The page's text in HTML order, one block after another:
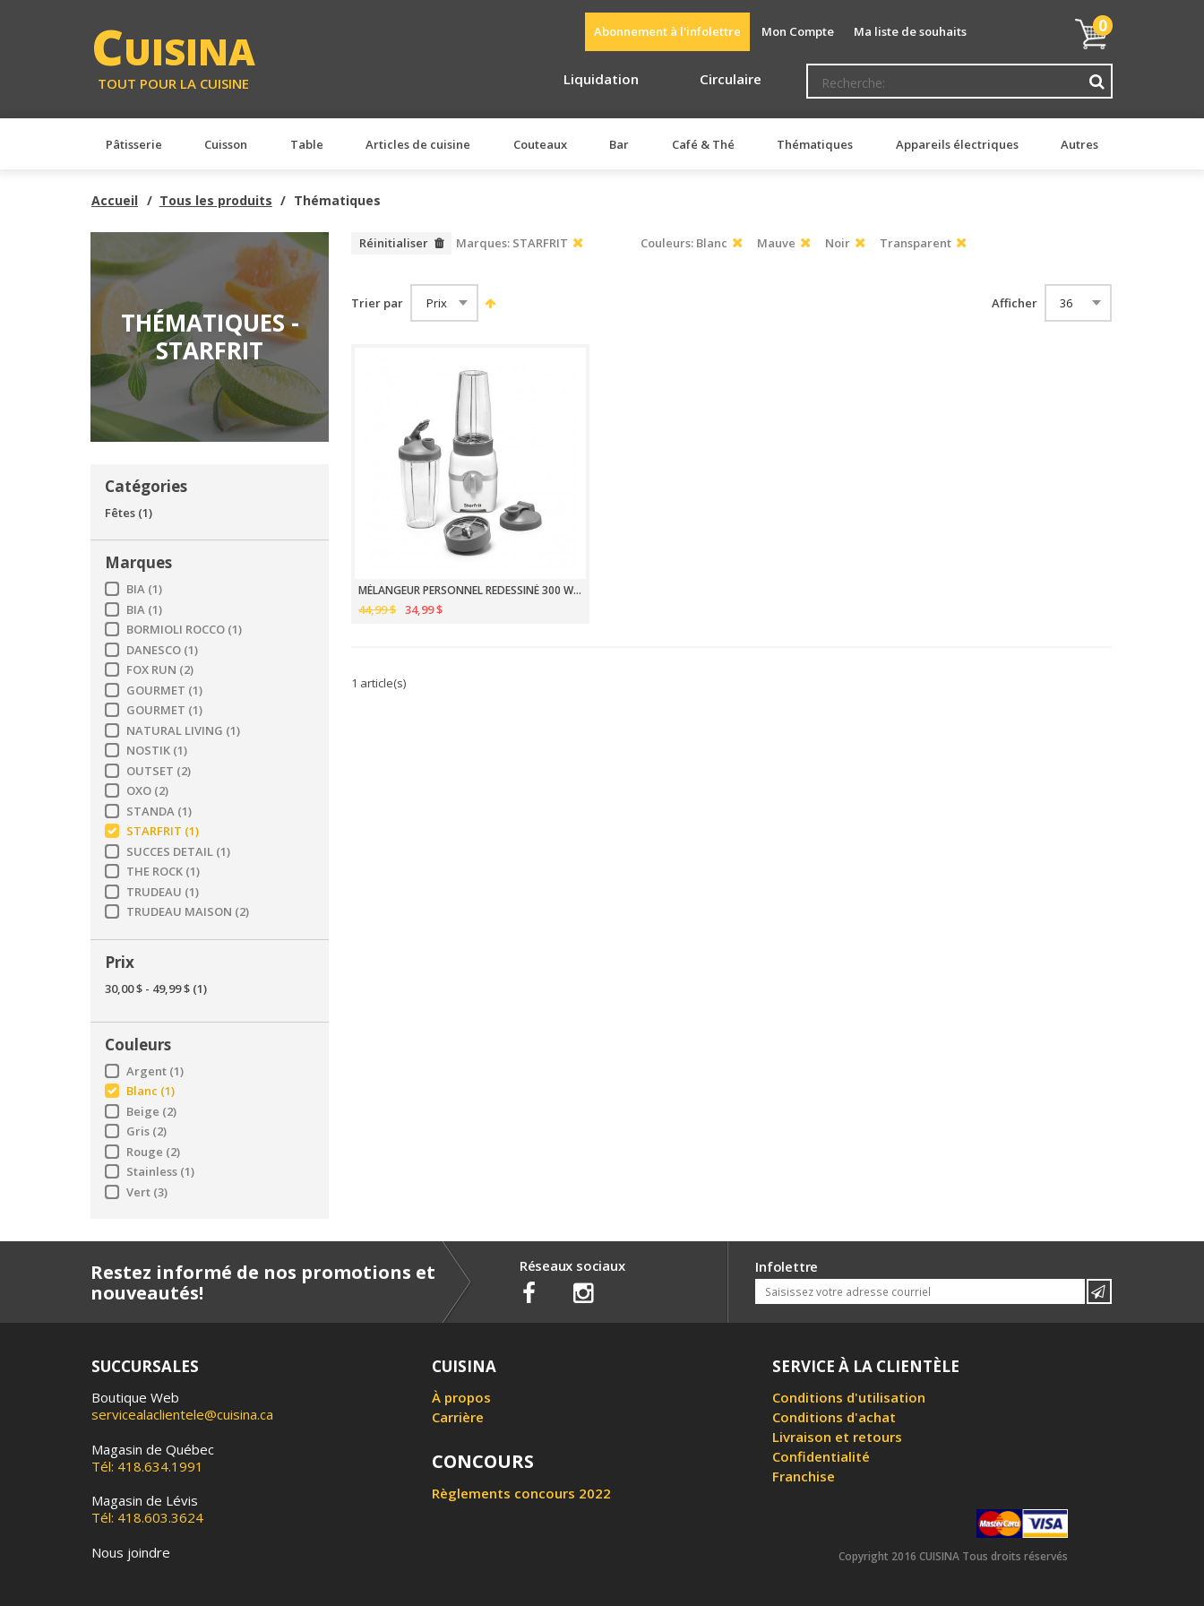
CUISINA
TOUT POUR LA CUISINE
Mon
panier
0
Abonnement à l'infolettre Mon Compte Ma liste de souhaits
Liquidation Circulaire
Pâtisserie Cuisson Table Articles de cuisine Couteaux Bar Café & Thé Thématiques Appareils électriques Autres
Accueil Tous les produits Thématiques
THÉMATIQUES -
STARFRIT
Catégories
Fêtes (1)
Marques
BIA (1)
BIA (1)
BORMIOLI ROCCO (1)
DANESCO (1)
FOX RUN (2)
GOURMET (1)
GOURMET (1)
NATURAL LIVING (1)
NOSTIK (1)
OUTSET (2)
OXO (2)
STANDA (1)
STARFRIT (1)
SUCCES DETAIL (1)
THE ROCK (1)
TRUDEAU (1)
TRUDEAU MAISON (2)
Prix
30,00 $ - 49,99 $ (1)
Couleurs
Argent (1)
Blanc (1)
Beige (2)
Gris (2)
Rouge (2)
Stainless (1)
Vert (3)
Marques: STARFRIT Couleurs: Blanc Mauve Noir Transparent
Réinitialiser
Trier par Afficher
MÉLANGEUR PERSONNEL REDESSINÉ 300 WATTS
44,99 $ 34,99 $
1 article(s)
Restez informé de nos promotions et
nouveautés!
Réseaux sociaux Infolettre
SUCCURSALES
Boutique Web
servicealaclientele@cuisina.ca
Magasin de Québec
Tél: 418.634.1991
Magasin de Lévis
Tél: 418.603.3624
Nous joindre
CUISINA
À propos
Carrière
CONCOURS
Règlements concours 2022
SERVICE À LA CLIENTÈLE
Conditions d'utilisation
Conditions d'achat
Livraison et retours
Confidentialité
Franchise
Copyright 2016 CUISINA Tous droits réservés